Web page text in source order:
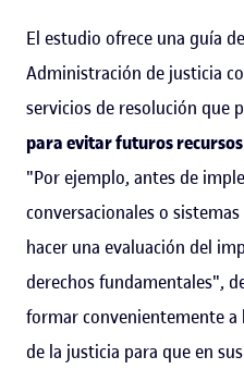
El estudio ofrece una guía
Administración de justicia
servicios de resolución que
para evitar futuros recursos
"Por ejemplo, antes de
conversacionales o
hacer una evaluación del
derechos fundamentales",
formar convenientemente
de la justicia para que en